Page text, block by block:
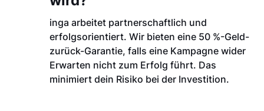
inga arbeitet partnerschaftlich und
erfolgsorientiert. Wir bieten eine 50 %-Geld-
zurück-Garantie, falls eine Kampagne wider
Erwarten nicht zum Erfolg führt. Das
minimiert dein Risiko bei der Investition.